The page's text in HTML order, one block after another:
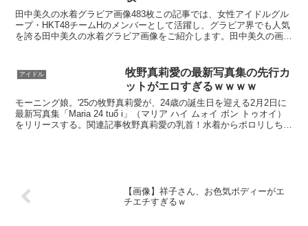
田中美久の水着グラビア画像483枚この記事では、女性アイドルグル
ープ・HKT48チームHのメンバーとして活躍し、グラビア界でも人気
を誇る田中美久の水着グラビア画像をご紹介します。田中美久の画像
アイドル
牧野真莉愛の最新写真集の先行カ
ットがエロすぎるｗｗｗｗ
モーニング娘。'25の牧野真莉愛が、24歳の誕生日を迎える2月2日に
最新写真集「Maria 24 tuổ i」（マリア ハイ ムォイ ボン トゥオイ）
をリリースする。関連記事牧野真莉愛の乳首！水着からポロリしちゃ
【画像】祥子さん、お色気ボディーがエ
チエチすぎるｗ